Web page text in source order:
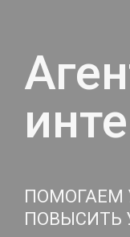
ПОМОГАЕМ
ПОВЫСИТЬ